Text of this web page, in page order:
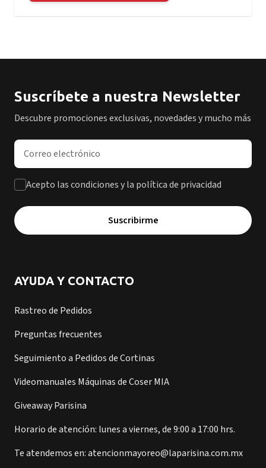
Suscríbete a nuestra Newsletter
Descubre promociones exclusivas, novedades y mucho más
Dirección de correo electrónico
Acepto las condiciones y la política de privacidad
Suscribirme
AYUDA Y CONTACTO
Rastreo de Pedidos
Preguntas frecuentes
Seguimiento a Pedidos de Cortinas
Videomanuales Máquinas de Coser MIA
Giveaway Parisina
Horario de atención: lunes a viernes, de 9:00 a 17:00 hrs.
Te atendemos en: atencionmayoreo@laparisina.com.mx